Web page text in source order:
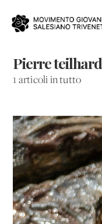
Pierre
1 articoli in tutto